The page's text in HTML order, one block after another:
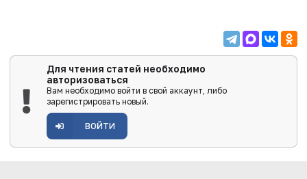
Для чтения статей необходимо
авторизоваться
Вам необходимо войти в свой аккаунт, либо
зарегистрировать новый.
ВОЙТИ